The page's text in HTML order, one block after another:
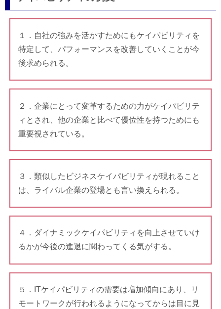
１．自社の強みを活かすためにもケイパビリティを
特定して、パフォーマンスを改善していくことが今
後求められる。
２．企業にとって変革するための力がケイパビリテ
ィとされ、他の企業と比べて優位性を持つためにも
重要視されている。
３．類似したビジネスケイパビリティが現れること
は、ライバル企業の登場とも言い換えられる。
４．ダイナミックケイパビリティを向上させていけ
るかが今後の進退に関わってくる気がする。
５．ITケイパビリティの需要は増加傾向にあり、リ
モートワークが行われるようになってからは目に見